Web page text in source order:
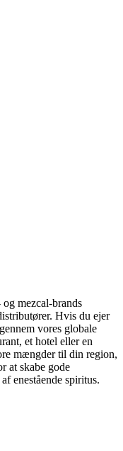
mezcal-brands
Hvis du ejer
vores globale
et hotel eller en
mængder til din region,
at skabe gode
enestående spiritus.